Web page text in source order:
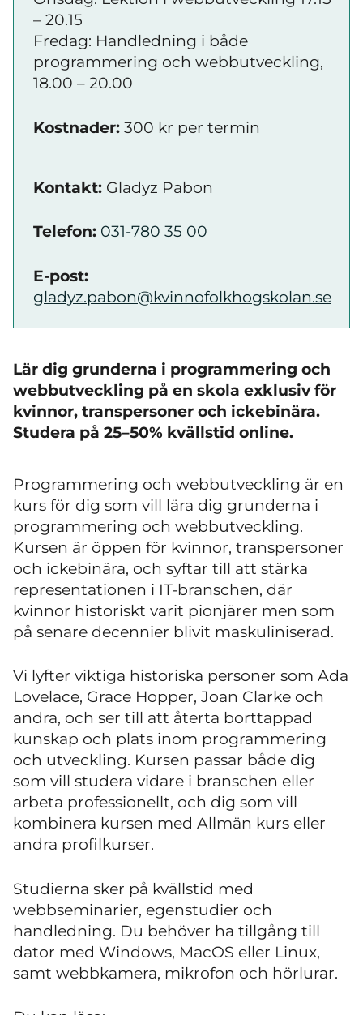
– 20.15
Fredag: Handledning i både
programmering och webbutveckling,
18.00 – 20.00
Kostnader: 300 kr per termin
Kontakt: Gladyz Pabon
Telefon: 031-780 35 00
E-post:
gladyz.pabon@kvinnofolkhogskolan.se
Lär dig grunderna i programmering och
webbutveckling på en skola exklusiv för
kvinnor, transpersoner och ickebinära.
Studera på 25–50% kvällstid online.
Programmering och webbutveckling är en
kurs för dig som vill lära dig grunderna i
programmering och webbutveckling.
Kursen är öppen för kvinnor, transpersoner
och ickebinära, och syftar till att stärka
representationen i IT-branschen, där
kvinnor historiskt varit pionjärer men som
på senare decennier blivit maskuliniserad.
Vi lyfter viktiga historiska personer som Ada
Lovelace, Grace Hopper, Joan Clarke och
andra, och ser till att återta borttappad
kunskap och plats inom programmering
och utveckling. Kursen passar både dig
som vill studera vidare i branschen eller
arbeta professionellt, och dig som vill
kombinera kursen med Allmän kurs eller
andra profilkurser.
Studierna sker på kvällstid med
webbseminarier, egenstudier och
handledning. Du behöver ha tillgång till
dator med Windows, MacOS eller Linux,
samt webbkamera, mikrofon och hörlurar.